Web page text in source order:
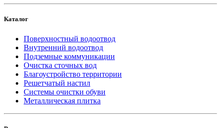
Каталог
Поверхностный водоотвод
Внутренний водоотвод
Подземные коммуникации
Очистка сточных вод
Благоустройство территории
Решетчатый настил
Системы очистки обуви
Металлическая плитка